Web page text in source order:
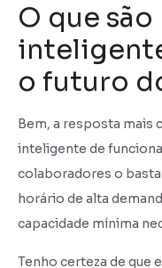
O que
o futuro
Bem, a resposta mais
inteligente de
colaboradores o
horário de alta
capacidade mínima
Tenho certeza de que